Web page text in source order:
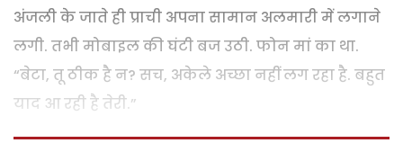
अंजली के जाते ही प्राची अपना सामान अलमारी में लगाने
लगी. तभी मोबाइल की घंटी बज उठी. फोन मां का था.
“बेटा, तू ठीक है न? सच, अकेले अच्छा नहीं लग रहा है. बहुत
याद आ रही है तेरी.”